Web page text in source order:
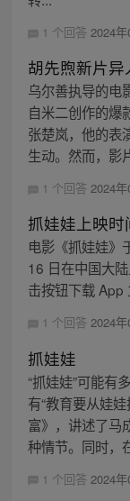
1 个回答 2024
胡先煦新片
乌尔善执导的电
自米二创作的爆
张楚岚，他的表
生动。然而，影
1 个回答 2024
抓娃娃上映时
电影《抓娃娃》
16 日在中国大
击按钮下载 App
1 个回答 2024
抓娃娃
“抓娃娃”可能有
有“教育要从娃
富》，讲述了马
种情节。同时，
1 个回答 2024